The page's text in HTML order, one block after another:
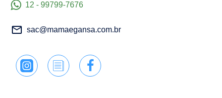
12 - 99799-7676
sac@mamaegansa.com.br